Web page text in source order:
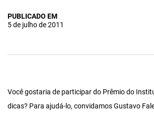
PUBLICADO EM
5 de julho de 2011
Você gostaria de participar do Prêmio do
dicas? Para ajudá-lo, convidamos Gustavo